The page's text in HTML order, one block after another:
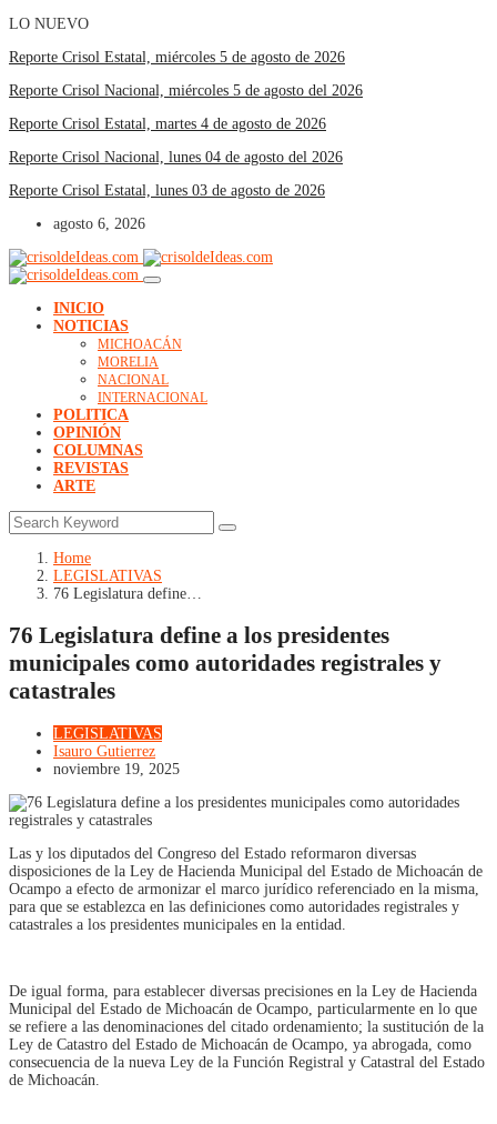
LO NUEVO
Reporte Crisol Estatal, miércoles 5 de agosto de 2026
Reporte Crisol Nacional, miércoles 5 de agosto del 2026
Reporte Crisol Estatal, martes 4 de agosto de 2026
Reporte Crisol Nacional, lunes 04 de agosto del 2026
Reporte Crisol Estatal, lunes 03 de agosto de 2026
agosto 6, 2026
INICIO
NOTICIAS
MICHOACÁN
MORELIA
NACIONAL
INTERNACIONAL
POLITICA
OPINIÓN
COLUMNAS
REVISTAS
ARTE
Home
LEGISLATIVAS
76 Legislatura define…
76 Legislatura define a los presidentes
municipales como autoridades registrales y
catastrales
LEGISLATIVAS
Isauro Gutierrez
noviembre 19, 2025
Las y los diputados del Congreso del Estado reformaron diversas
disposiciones de la Ley de Hacienda Municipal del Estado de Michoacán de
Ocampo a efecto de armonizar el marco jurídico referenciado en la misma,
para que se establezca en las definiciones como autoridades registrales y
catastrales a los presidentes municipales en la entidad.
De igual forma, para establecer diversas precisiones en la Ley de Hacienda
Municipal del Estado de Michoacán de Ocampo, particularmente en lo que
se refiere a las denominaciones del citado ordenamiento; la sustitución de la
Ley de Catastro del Estado de Michoacán de Ocampo, ya abrogada, como
consecuencia de la nueva Ley de la Función Registral y Catastral del Estado
de Michoacán.